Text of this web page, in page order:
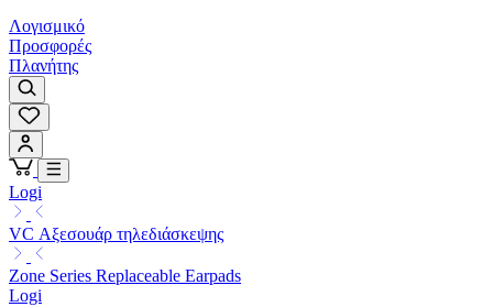
Λογισμικό
Προσφορές
Πλανήτης
Logi
VC Αξεσουάρ τηλεδιάσκεψης
Zone Series Replaceable Earpads
Logi